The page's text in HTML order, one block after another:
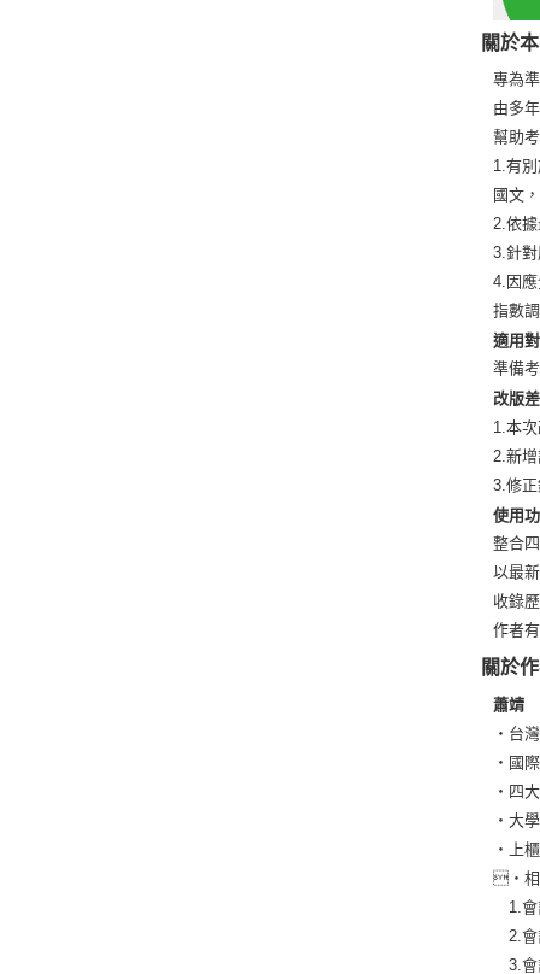
關於
專為
由多
幫助
1.有
國文
2.依
3.針
4.因
指數
適用
準備
改版
1.本
2.新
3.修
使用
整合
以最
收錄
作者
關於
蕭靖
‧台
‧國
‧四
‧大
‧上
‧相
1.會
2.會
3.會